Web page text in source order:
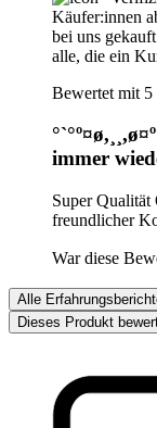
Käufer:innen
bei uns
alle, die ein
Bewertet mit 5
immer
Super
freundlicher
War diese
Alle
Dieses Produkt